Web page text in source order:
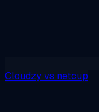
Cloudzyvs netcup